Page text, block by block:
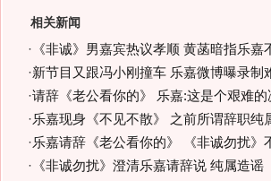
相关新闻
· 《非诚》男嘉宾热议孝顺 黄菡暗指乐嘉
·新节目又跟冯小刚撞车 乐嘉微博曝录制
·请辞《老公看你的》 乐嘉:这是个艰难的
·乐嘉现身《不见不散》 之前所谓辞职纯
·乐嘉请辞《老公看你的》 《非诚勿扰》
· 《非诚勿扰》澄清乐嘉请辞说 纯属造谣